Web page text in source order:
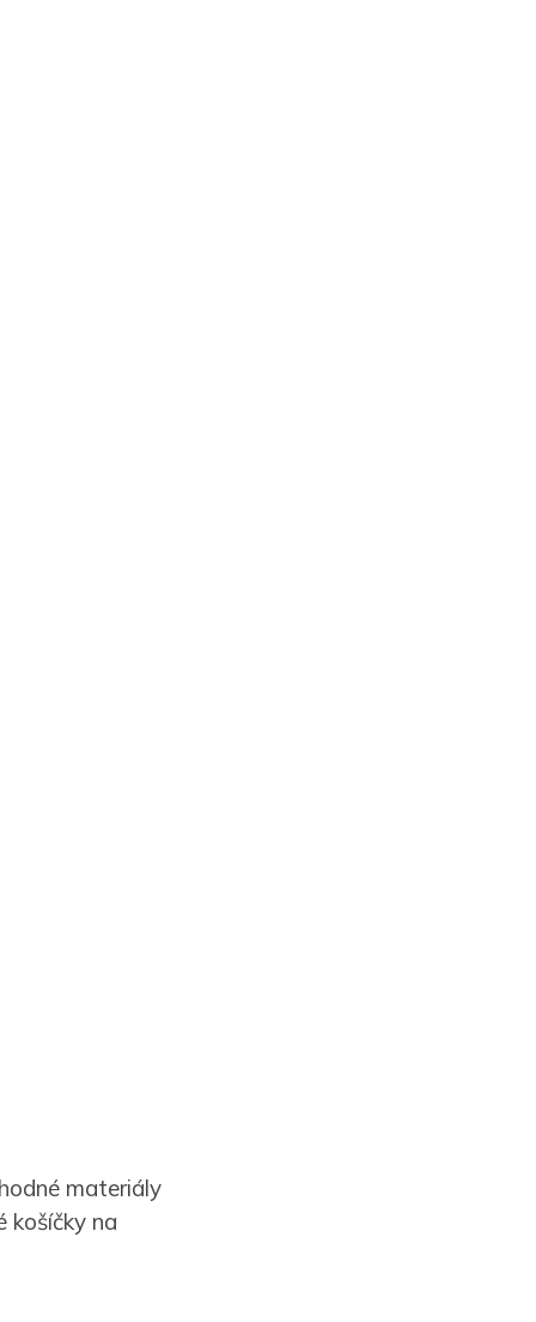
materiály
košíčky na